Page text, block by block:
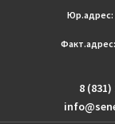
8 (831)
Юр.адрес: